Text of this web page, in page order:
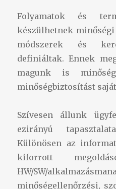
Folyamatok és
készülhetnek
módszerek és
definiáltak. Ennek
magunk is
minőségbiztosítást
Szívesen állunk
ezirányú
Különösen az
kiforrott
HW/SW/
minőségellenőrzési,